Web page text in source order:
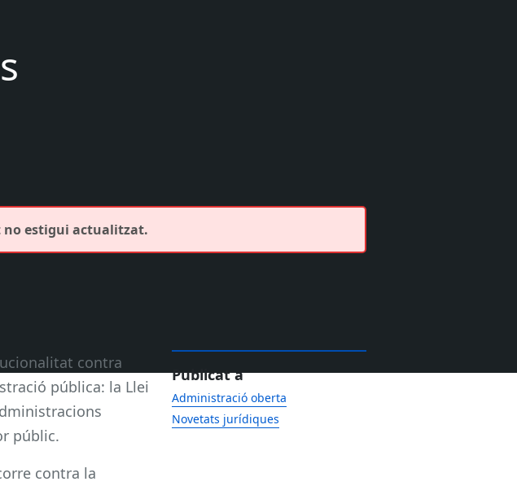
no estigui actualitzat.
contra
pública: la Llei
públic.
contra la
Publicat a
Administració oberta
Novetats jurídiques